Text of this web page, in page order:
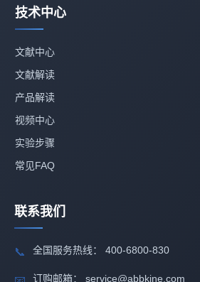
技术中心
文献中心
文献解读
产品解读
视频中心
实验步骤
常见FAQ
联系我们
📞 全国服务热线： 400-6800-830
订购邮箱： service@abbkine.com